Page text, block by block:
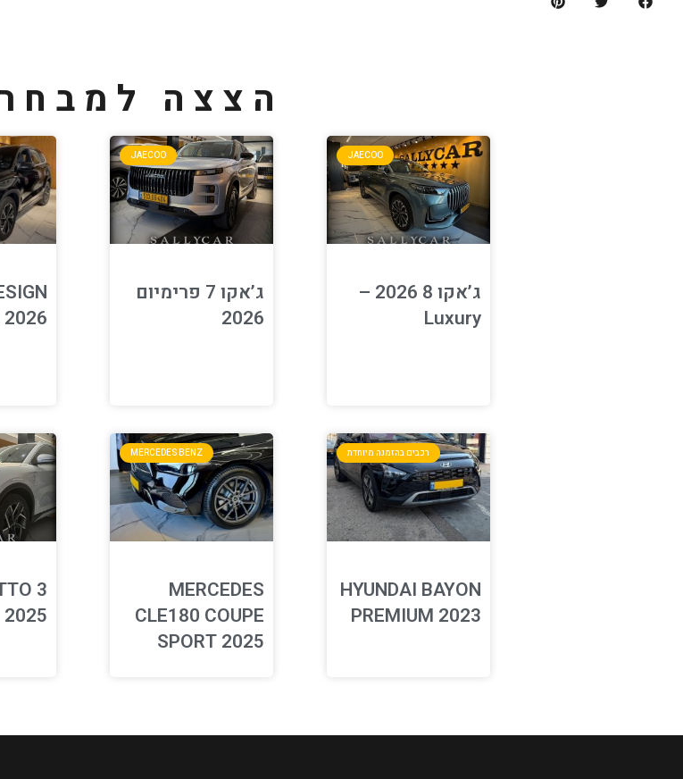
הצצה
JAECOO
ג’אקו 8 2026 –
Luxury
JAECOO
ג’אקו 7 פרימיום
2026
רכבים בהזמנה מיוחדת
HYUNDAI BAYON
PREMIUM 2023
MERCEDES BENZ
MERCEDES
CLE180 COUPE
SPORT 2025
3
2025